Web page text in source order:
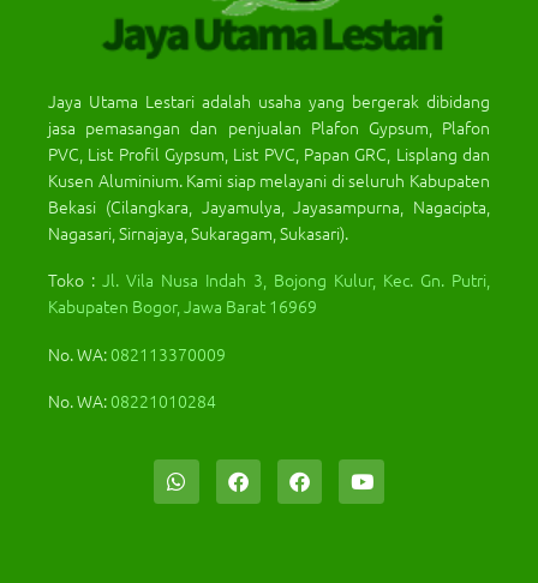
Jaya Utama Lestari adalah usaha yang bergerak dibidang
jasa pemasangan dan penjualan Plafon Gypsum, Plafon
PVC, List Profil Gypsum, List PVC, Papan GRC, Lisplang dan
Kusen Aluminium. Kami siap melayani di seluruh Kabupaten
Bekasi (Cilangkara, Jayamulya, Jayasampurna, Nagacipta,
Nagasari, Sirnajaya, Sukaragam, Sukasari).
Toko : Jl. Vila Nusa Indah 3, Bojong Kulur, Kec. Gn. Putri,
Kabupaten Bogor, Jawa Barat 16969
No. WA: 082113370009
No. WA: 08221010284